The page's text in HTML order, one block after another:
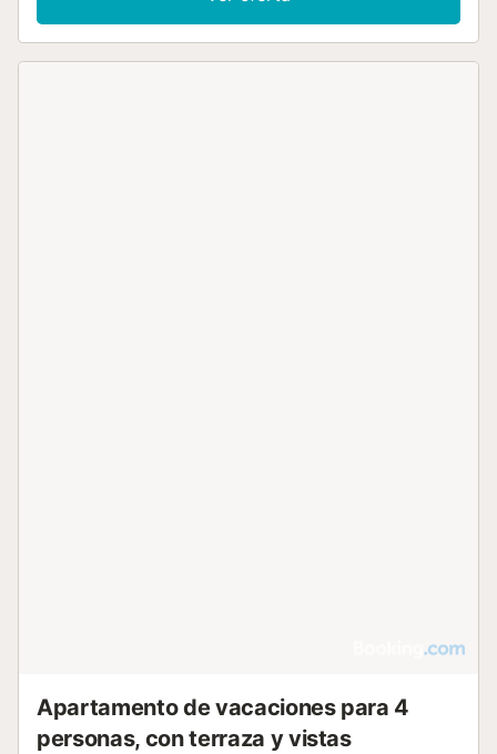
Apartamento de vacaciones para 4
personas, con terraza y vistas